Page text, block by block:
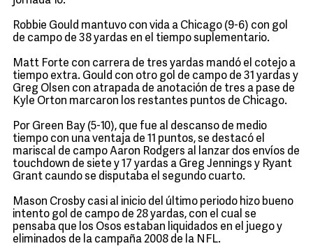
Robbie Gould mantuvo con vida a Chicago (9-6) con gol
de campo de 38 yardas en el tiempo suplementario.
Matt Forte con carrera de tres yardas mandó el cotejo a
tiempo extra. Gould con otro gol de campo de 31 yardas y
Greg Olsen con atrapada de anotación de tres a pase de
Kyle Orton marcaron los restantes puntos de Chicago.
Por Green Bay (5-10), que fue al descanso de medio
tiempo con una ventaja de 11 puntos, se destacó el
mariscal de campo Aaron Rodgers al lanzar dos envíos de
touchdown de siete y 17 yardas a Greg Jennings y Ryant
Grant caundo se disputaba el segundo cuarto.
Mason Crosby casi al inicio del último periodo hizo bueno
intento gol de campo de 28 yardas, con el cual se
pensaba que los Osos estaban liquidados en el juego y
eliminados de la campaña 2008 de la NFL.